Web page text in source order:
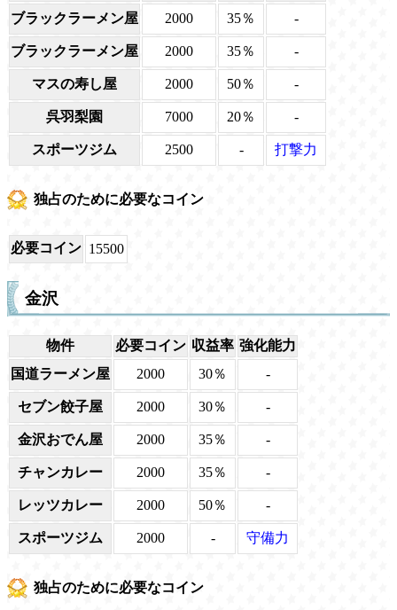
ブラックラーメン屋
2000 35％ -
ブラックラーメン屋 2000 35％ -
マスの寿し屋 2000 50％ -
呉羽梨園 7000 20％ -
スポーツジム 2500 - 打撃力
独占のために必要なコイン
必要コイン 15500
金沢
物件 必要コイン 収益率 強化能力
国道ラーメン屋
2000 30％ -
セブン餃子屋 2000 30％ -
金沢おでん屋 2000 35％ -
チャンカレー 2000 35％ -
レッツカレー 2000 50％ -
スポーツジム 2000 - 守備力
独占のために必要なコイン